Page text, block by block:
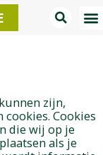
zijn,
cookies. Cookies
die wij op je
als je